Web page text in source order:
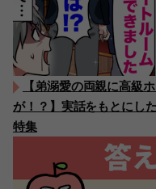
【弟溺愛の両親に高級
が！？】実話をもとにし
特集